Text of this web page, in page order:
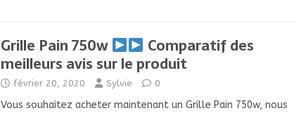
Grille Pain 750w
Comparatif des
meilleurs avis sur le produit
février 20, 2020 Sylvie 0
Vous souhaitez acheter maintenant un Grille Pain 750w, nous